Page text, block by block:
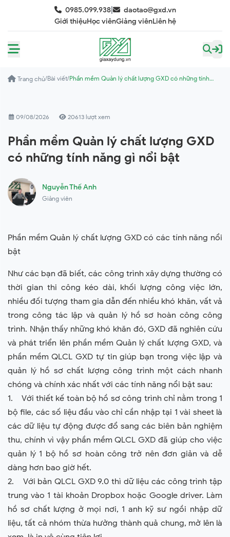
0985.099.938|
daotao@gxd.vn
Giới thiệuHọc viênGiảng viênLiên hệ
Trang chủ/Bài viết/Phần mềm Quản lý chất lượng GXD có những tính
09/08/2026 20613 lượt xem
Phần mềm Quản lý chất lượng GXD
có những tính năng gì nổi bật
Nguyễn Thế Anh
Giảng viên
Phần mềm Quản lý chất lượng GXD có các tính năng nổi
bật
Như các bạn đã biết, các công trình xây dựng thường có
thời gian thi công kéo dài, khối lượng công việc lớn,
nhiều đối tượng tham gia dẫn đến nhiều khó khăn, vất vả
trong công tác lập và quản lý hồ sơ hoàn công công
trình. Nhận thấy những khó khăn đó, GXD đã nghiên cứu
và phát triển lên phần mềm Quản lý chất lượng GXD, và
phần mềm QLCL GXD tự tin giúp bạn trong việc lập và
quản lý hồ sơ chất lượng công trình một cách nhanh
chóng và chính xác nhất với các tính năng nổi bật sau:
1. Với thiết kế toàn bộ hồ sơ công trình chỉ nằm trong 1
bộ file, các số liệu đầu vào chỉ cần nhập tại 1 vài sheet là
các dữ liệu tự động được đổ sang các biên bản nghiệm
thu, chính vì vậy phần mềm QLCL GXD đã giúp cho việc
quản lý 1 bộ hồ sơ hoàn công trở nên đơn giản và dễ
dàng hơn bao giờ hết.
2. Với bản QLCL GXD 9.0 thì dữ liệu các công trình tập
trung vào 1 tài khoản Dropbox hoặc Google driver. Làm
hồ sơ chất lượng ở mọi nơi, 1 anh kỹ sư ngồi nhập dữ
liệu, tất cả nhóm thừa hưởng thành quả chung, mở lên là